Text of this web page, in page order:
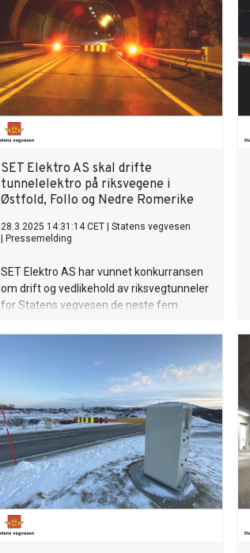
SET Elektro AS skal drifte
tunnelelektro på riksvegene i
Østfold, Follo og Nedre Romerike
28.3.2025 14:31:14 CET
Statens vegvesen
Pressemelding
SET Elektro AS har vunnet konkurransen
om drift og vedlikehold av riksvegtunneler
for Statens vegvesen de neste fem